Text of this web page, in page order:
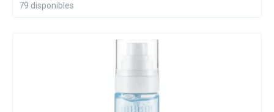
79 disponibles